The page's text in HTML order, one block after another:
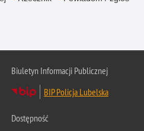
Biuletyn Informacji Publicznej
BIP Policja Lubelska
Dostępność